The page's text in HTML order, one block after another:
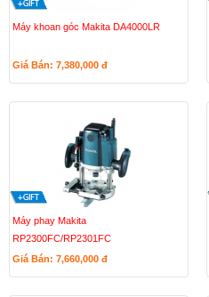
Máy khoan góc Makita DA4000LR
Giá Bán: 7,380,000 đ
Máy phay Makita
RP2300FC/RP2301FC
Giá Bán: 7,660,000 đ